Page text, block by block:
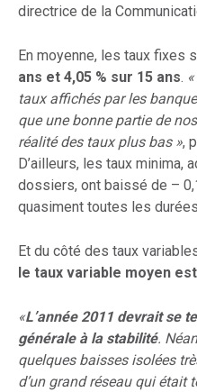
directrice de la
En moyenne, les taux fixes
ans et 4,05 % sur 15 ans.
taux affichés par les
que une bonne partie de
réalité des taux plus bas »,
D’ailleurs, les taux minima,
dossiers, ont baissé de –
quasiment toutes les
Et du côté des taux
le taux variable moyen est
«L’année 2011 devrait se
générale à la stabilité.
quelques baisses isolées
d’un grand réseau qui était